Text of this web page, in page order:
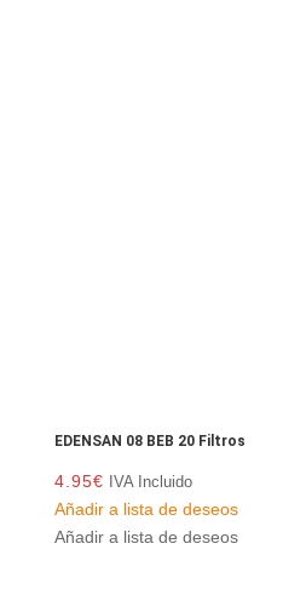
EDENSAN 08 BEB 20 Filtros
4.95€ IVA Incluido
Añadir a lista de deseos
Añadir a lista de deseos